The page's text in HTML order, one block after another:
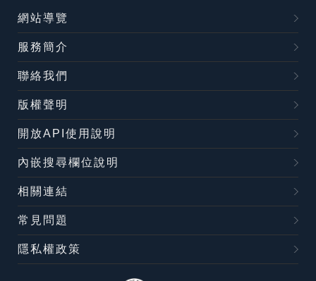
網站導覽
服務簡介
聯絡我們
版權聲明
開放API使用說明
內嵌搜尋欄位說明
相關連結
常見問題
隱私權政策